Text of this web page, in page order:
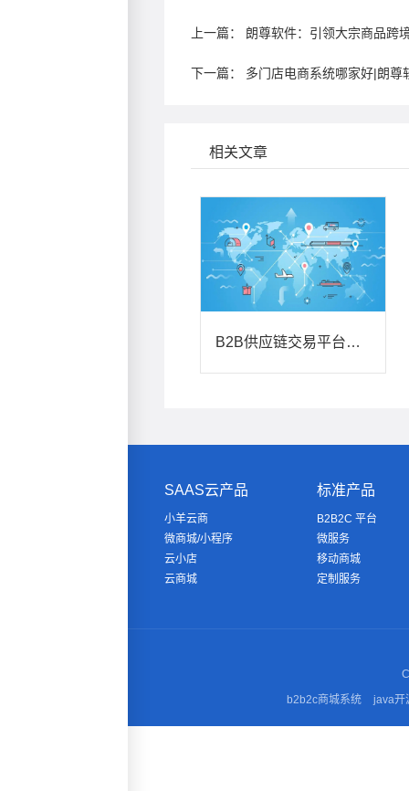
上一篇： 朗尊软件：引领大宗商品跨
下一篇： 多门店电商系统哪家好|朗尊
相关文章
B2B供应链交易平台功能及优势
SAAS云产品
小羊云商
微商城/小程序
云小店
云商城
标准产品
B2B2C 平台
微服务
移动商城
定制服务
b2b2c商城系统
java开